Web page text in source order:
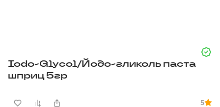
Iodo-Glycol/Йодо-гликоль паста
шприц 5гр
5